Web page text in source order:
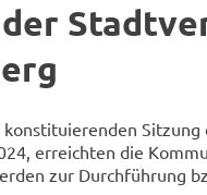
kon­sti­tu­ie­ren­den
er­reich­ten die
zur Durch­füh­rung